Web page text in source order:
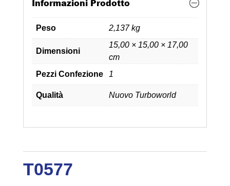
Informazioni Prodotto
Peso 2,137 kg
Dimensioni
15,00 × 15,00 × 17,00
cm
Pezzi Confezione
1
Qualità Nuovo Turboworld
T0577